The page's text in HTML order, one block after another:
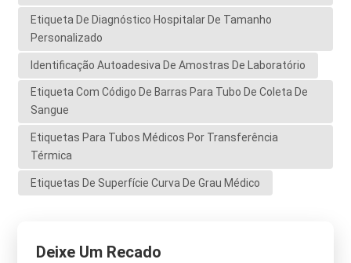
Etiqueta De Diagnóstico Hospitalar De Tamanho
Personalizado
Identificação Autoadesiva De Amostras De Laboratório
Etiqueta Com Código De Barras Para Tubo De Coleta De
Sangue
Etiquetas Para Tubos Médicos Por Transferência
Térmica
Etiquetas De Superfície Curva De Grau Médico
Deixe Um Recado